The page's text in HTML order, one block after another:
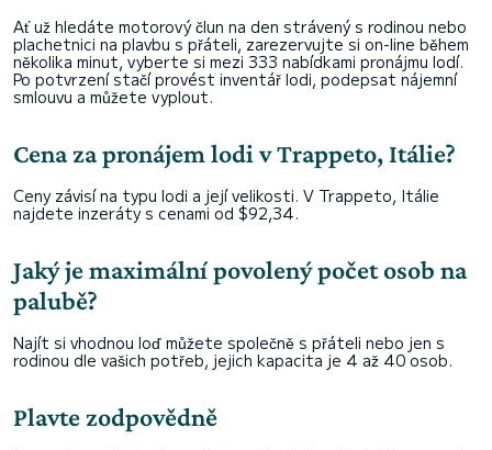
Ať už hledáte motorový člun na den strávený s rodinou nebo
plachetnici na plavbu s přáteli, zarezervujte si on-line během
několika minut, vyberte si mezi 333 nabídkami pronájmu lodí.
Po potvrzení stačí provést inventář lodi, podepsat nájemní
smlouvu a můžete vyplout.
Cena za pronájem lodi v Trappeto, Itálie?
Ceny závisí na typu lodi a její velikosti. V Trappeto, Itálie
najdete inzeráty s cenami od $92,34.
Jaký je maximální povolený počet osob na
palubě?
Najít si vhodnou loď můžete společně s přáteli nebo jen s
rodinou dle vašich potřeb, jejich kapacita je 4 až 40 osob.
Plavte zodpovědně